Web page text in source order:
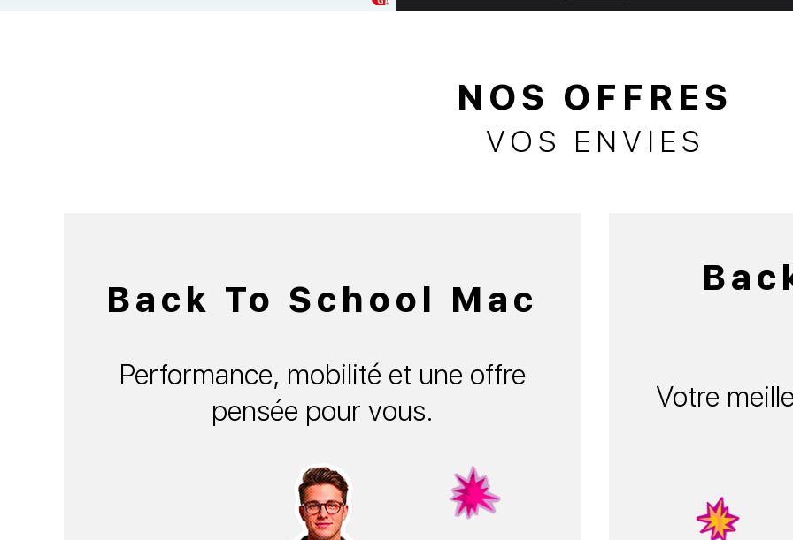
NOS OFFRES
VOS ENVIES
Back To School Mac
Performance, mobilité et une offre
pensée pour vous.
Votre